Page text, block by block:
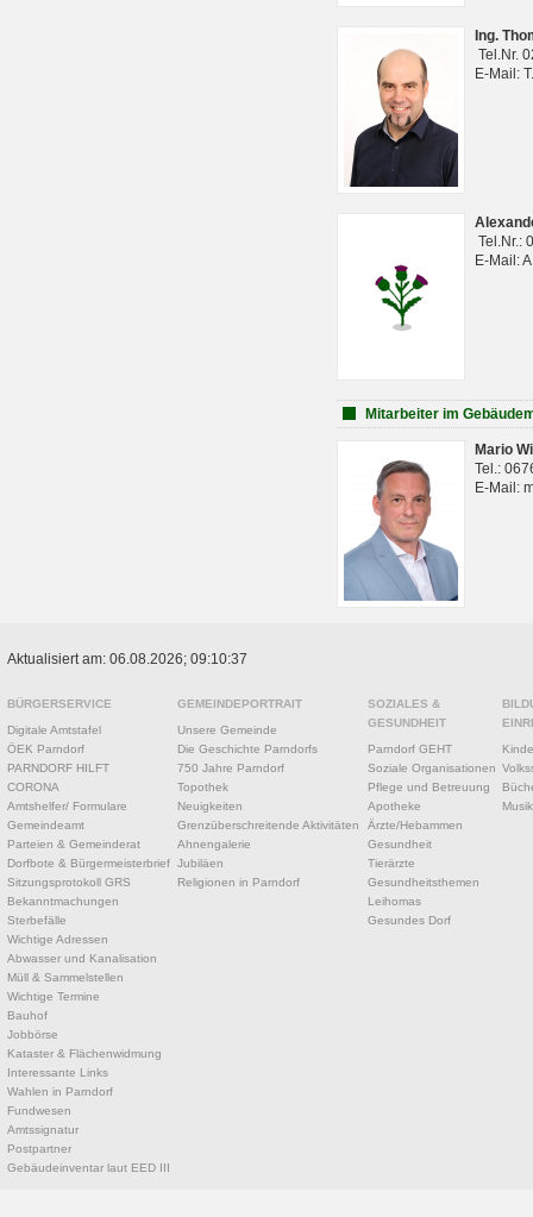
Ing.
Tel.Nr.
E-Mail:
Tel.Nr.:
E-Mail:
Mitarbeiter im
Mario
Tel.:
E-Mail:
Aktualisiert am: 06.08.2026; 09:10:37
BÜRGERSERVICE
Digitale Amtstafel
ÖEK Parndorf
PARNDORF HILFT
CORONA
Amtshelfer/ Formulare
Gemeindeamt
Parteien & Gemeinderat
Dorfbote & Bürgermeisterbrief
Sitzungsprotokoll GRS
Bekanntmachungen
Sterbefälle
Wichtige Adressen
Abwasser und Kanalisation
Müll & Sammelstellen
Wichtige Termine
Bauhof
Jobbörse
Kataster & Flächenwidmung
Interessante Links
Wahlen in Parndorf
Fundwesen
Amtssignatur
Postpartner
Gebäudeinventar laut EED III
GEMEINDEPORTRAIT
Unsere Gemeinde
Die Geschichte Parndorfs
750 Jahre Parndorf
Topothek
Neuigkeiten
Grenzüberschreitende Aktivitäten
Ahnengalerie
Jubiläen
Religionen in Parndorf
SOZIALES &
GESUNDHEIT
Parndorf GEHT
Soziale Organisationen
Pflege und Betreuung
Apotheke
Ärzte/Hebammen
Gesundheit
Tierärzte
Gesundheitsthemen
Leihomas
Gesundes Dorf